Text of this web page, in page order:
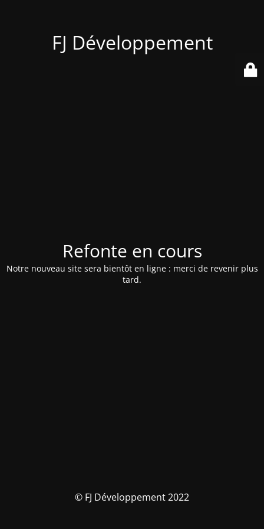
FJ Développement
Refonte en cours
Notre nouveau site sera bientôt en ligne : merci de revenir plus
tard.
© FJ Développement 2022